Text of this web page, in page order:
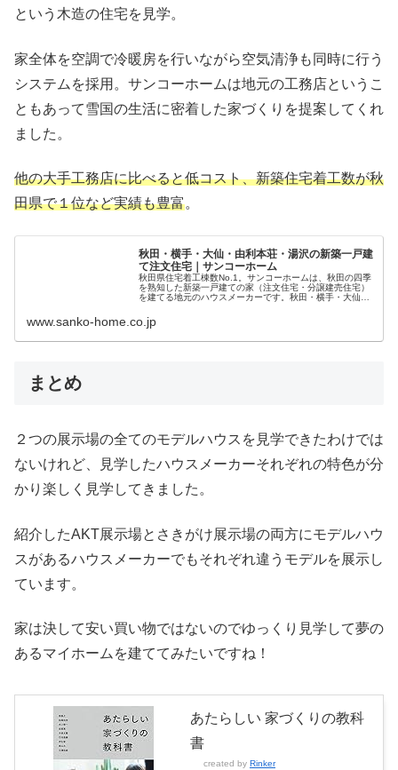
という木造の住宅を見学。
家全体を空調で冷暖房を行いながら空気清浄も同時に行う
システムを採用。サンコーホームは地元の工務店というこ
ともあって雪国の生活に密着した家づくりを提案してくれ
ました。
他の大手工務店に比べると低コスト、新築住宅着工数が秋
田県で１位など実績も豊富。
秋田・横手・大仙・由利本荘・湯沢の新築一戸建
て注文住宅｜サンコーホーム
秋田県住宅着工棟数No.1。サンコーホームは、秋田の四季
を熟知した新築一戸建ての家（注文住宅・分譲建売住宅）
を建てる地元のハウスメーカーです。秋田・横手・大仙・
場・ショールームで冬も夏も快適な住まいをご体感くださ
い。
www.sanko-home.co.jp
まとめ
２つの展示場の全てのモデルハウスを見学できたわけでは
ないけれど、見学したハウスメーカーそれぞれの特色が分
かり楽しく見学してきました。
紹介したAKT展示場とさきがけ展示場の両方にモデルハウ
スがあるハウスメーカーでもそれぞれ違うモデルを展示し
ています。
家は決して安い買い物ではないのでゆっくり見学して夢の
あるマイホームを建ててみたいですね！
あたらしい 家づくりの教科
書
created by Rinker